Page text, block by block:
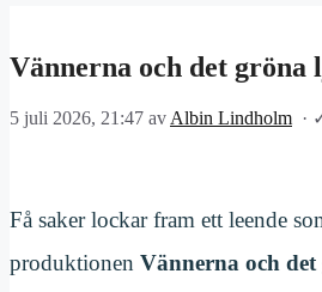
Vännerna och det gröna
5 juli 2026, 21:47 avAlbin Lindholm ·
Få saker lockar fram ett leende
produktionen Vännerna och